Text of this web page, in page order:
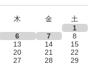
木 金
土
1
6 7
8
13 14
15
20 21
22
27 28
29